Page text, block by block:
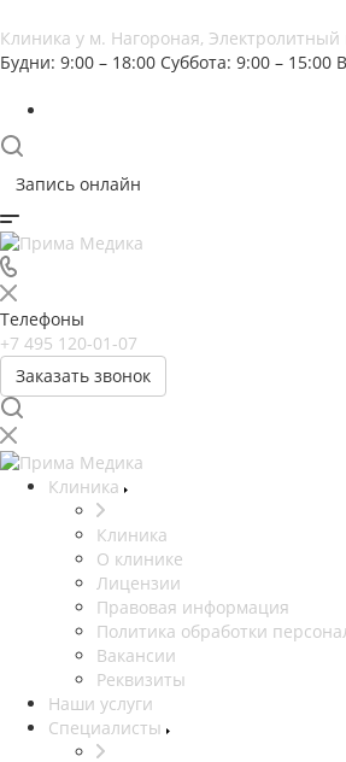
Клиника у м. Нагороная, Электролитный
Будни: 9:00 – 18:00 Суббота: 9:00 – 15:00
Запись онлайн
Телефоны
+7 495 120-01-07
Заказать звонок
Клиника
Клиника
О клинике
Лицензии
Правовая информация
Политика обработки
Вакансии
Реквизиты
Наши услуги
Специалисты